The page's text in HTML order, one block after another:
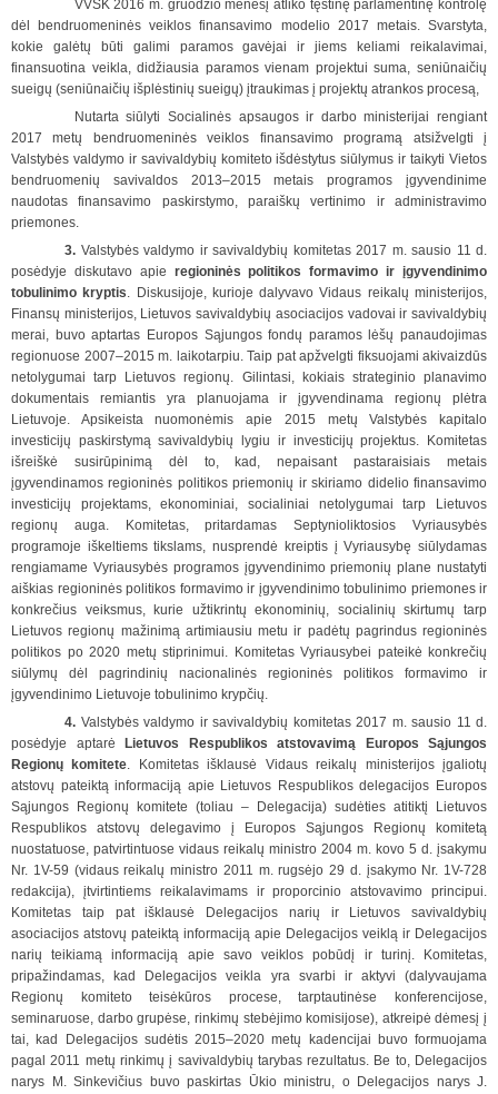
VVSK 2016 m. gruodžio mėnesį atliko tęstinę parlamentinę kontrolę
dėl bendruomeninės veiklos finansavimo modelio 2017 metais. Svarstyta,
kokie galėtų būti galimi paramos gavėjai ir jiems keliami reikalavimai,
finansuotina veikla, didžiausia paramos vienam projektui suma, seniūnaičių
sueigų (seniūnaičių išplėstinių sueigų) įtraukimas į projektų atrankos procesą,
Nutarta siūlyti Socialinės apsaugos ir darbo ministerijai rengiant
2017 metų bendruomeninės veiklos finansavimo programą atsižvelgti į
Valstybės valdymo ir savivaldybių komiteto išdėstytus siūlymus ir taikyti Vietos
bendruomenių savivaldos 2013–2015 metais programos įgyvendinime
naudotas finansavimo paskirstymo, paraiškų vertinimo ir administravimo
priemones.
3. Valstybės valdymo ir savivaldybių komitetas 2017 m. sausio 11 d.
posėdyje diskutavo apie regioninės politikos formavimo ir įgyvendinimo
tobulinimo kryptis. Diskusijoje, kurioje dalyvavo Vidaus reikalų ministerijos,
Finansų ministerijos, Lietuvos savivaldybių asociacijos vadovai ir savivaldybių
merai, buvo aptartas Europos Sąjungos fondų paramos lėšų panaudojimas
regionuose 2007–2015 m. laikotarpiu. Taip pat apžvelgti fiksuojami akivaizdūs
netolygumai tarp Lietuvos regionų. Gilintasi, kokiais strateginio planavimo
dokumentais remiantis yra planuojama ir įgyvendinama regionų plėtra
Lietuvoje. Apsikeista nuomonėmis apie 2015 metų Valstybės kapitalo
investicijų paskirstymą savivaldybių lygiu ir investicijų projektus. Komitetas
išreiškė susirūpinimą dėl to, kad, nepaisant pastaraisiais metais
įgyvendinamos regioninės politikos priemonių ir skiriamo didelio finansavimo
investicijų projektams, ekonominiai, socialiniai netolygumai tarp Lietuvos
regionų auga. Komitetas, pritardamas Septynioliktosios Vyriausybės
programoje iškeltiems tikslams, nusprendė kreiptis į Vyriausybę siūlydamas
rengiamame Vyriausybės programos įgyvendinimo priemonių plane nustatyti
aiškias regioninės politikos formavimo ir įgyvendinimo tobulinimo priemones ir
konkrečius veiksmus, kurie užtikrintų ekonominių, socialinių skirtumų tarp
Lietuvos regionų mažinimą artimiausiu metu ir padėtų pagrindus regioninės
politikos po 2020 metų stiprinimui. Komitetas Vyriausybei pateikė konkrečių
siūlymų dėl pagrindinių nacionalinės regioninės politikos formavimo ir
įgyvendinimo Lietuvoje tobulinimo krypčių.
4. Valstybės valdymo ir savivaldybių komitetas 2017 m. sausio 11 d.
posėdyje aptarė
Lietuvos Respublikos atstovavimą Europos Sąjungos
Regionų komitete. Komitetas išklausė Vidaus reikalų ministerijos įgaliotų
atstovų pateiktą informaciją apie Lietuvos Respublikos delegacijos Europos
Sąjungos Regionų komitete (toliau – Delegacija) sudėties atitiktį Lietuvos
Respublikos atstovų delegavimo į Europos Sąjungos Regionų komitetą
nuostatuose, patvirtintuose vidaus reikalų ministro 2004 m. kovo 5 d. įsakymu
Nr. 1V-59 (vidaus reikalų ministro 2011 m. rugsėjo 29 d. įsakymo Nr. 1V-728
redakcija), įtvirtintiems reikalavimams ir proporcinio atstovavimo principui.
Komitetas taip pat išklausė Delegacijos narių ir Lietuvos savivaldybių
asociacijos atstovų pateiktą informaciją apie Delegacijos veiklą ir Delegacijos
narių teikiamą informaciją apie savo veiklos pobūdį ir turinį. Komitetas,
pripažindamas, kad Delegacijos veikla yra svarbi ir aktyvi (dalyvaujama
Regionų komiteto teisėkūros procese, tarptautinėse konferencijose,
seminaruose, darbo grupėse, rinkimų stebėjimo komisijose), atkreipė dėmesį į
tai, kad Delegacijos sudėtis 2015–2020 metų kadencijai buvo formuojama
pagal 2011 metų rinkimų į savivaldybių tarybas rezultatus. Be to, Delegacijos
narys M. Sinkevičius buvo paskirtas Ūkio ministru, o Delegacijos narys J.